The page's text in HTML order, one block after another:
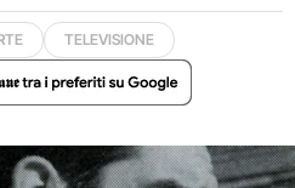
TELEVISIONE